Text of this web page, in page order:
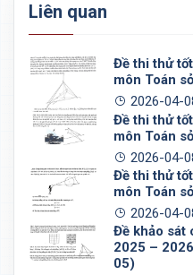
Liên quan
Đề thi thử
môn Toán
2026-04-
Đề thi thử
môn Toán
2026-04-
Đề thi thử
môn Toán
2026-04-
Đề khảo sát
2025 –
05)